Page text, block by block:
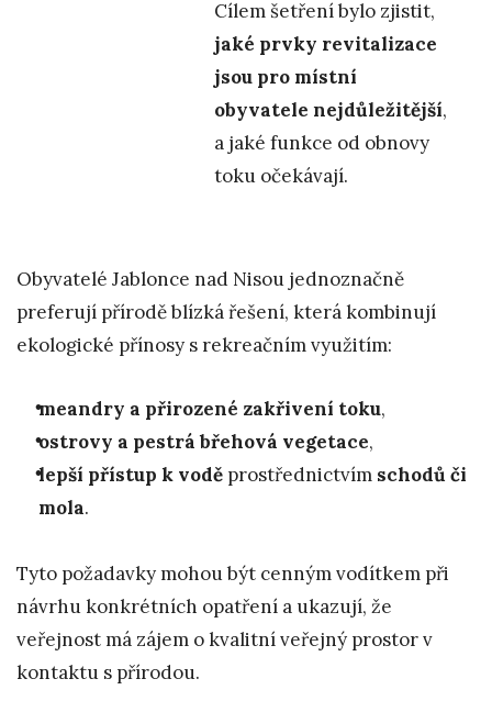
Cílem šetření bylo zjistit,
jaké prvky revitalizace
jsou pro místní
obyvatele nejdůležitější,
a jaké funkce od obnovy
toku očekávají.
Obyvatelé Jablonce nad Nisou jednoznačně
preferují přírodě blízká řešení, která kombinují
ekologické přínosy s rekreačním využitím:
meandry a přirozené zakřivení toku,
ostrovy a pestrá břehová vegetace,
lepší přístup k vodě prostřednictvím schodů či
mola.
Tyto požadavky mohou být cenným vodítkem při
návrhu konkrétních opatření a ukazují, že
veřejnost má zájem o kvalitní veřejný prostor v
kontaktu s přírodou.